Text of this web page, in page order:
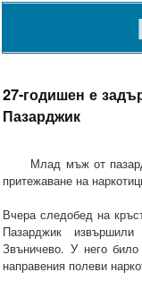
27-годишен е
Пазарджик
Млад мъж от
притежаване на
Вчера следобед на
Пазарджик
Звъничево. У него
направения полеви